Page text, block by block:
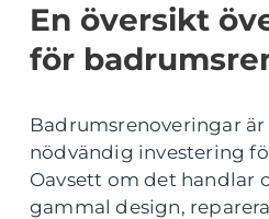
En översikt
för
Badrumsrenoveringar
nödvändig investering
Oavsett om det handlar
gammal design,